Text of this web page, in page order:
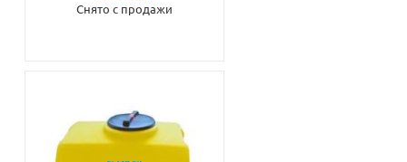
Снято с продажи